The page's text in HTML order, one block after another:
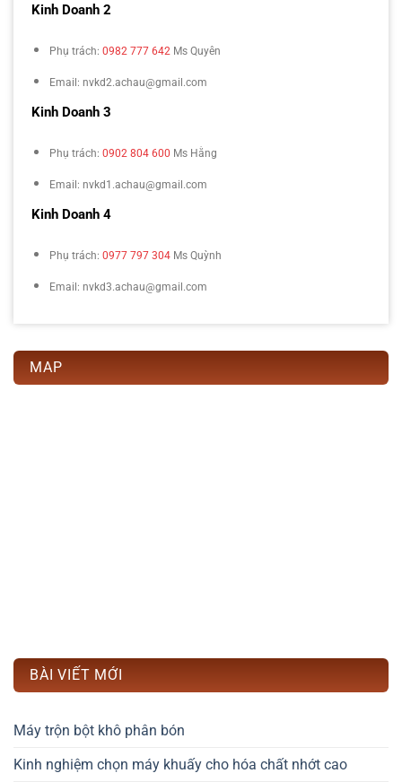
Kinh Doanh 2
Phụ trách: 0982 777 642 Ms Quyên
Email: nvkd2.achau@gmail.com
Kinh Doanh 3
Phụ trách: 0902 804 600 Ms Hằng
Email: nvkd1.achau@gmail.com
Kinh Doanh 4
Phụ trách: 0977 797 304 Ms Quỳnh
Email: nvkd3.achau@gmail.com
MAP
BÀI VIẾT MỚI
Máy trộn bột khô phân bón
Kinh nghiệm chọn máy khuấy cho hóa chất nhớt cao